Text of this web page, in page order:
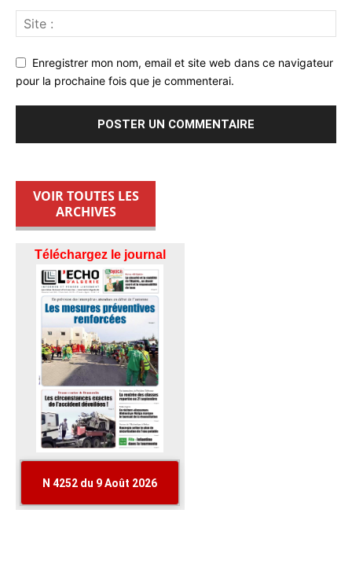
Enregistrer mon nom, email et site web dans ce navigateur
pour la prochaine fois que je commenterai.
VOIR TOUTES LES
ARCHIVES